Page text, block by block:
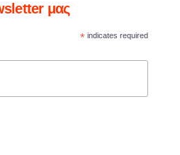
μας
*indicates required